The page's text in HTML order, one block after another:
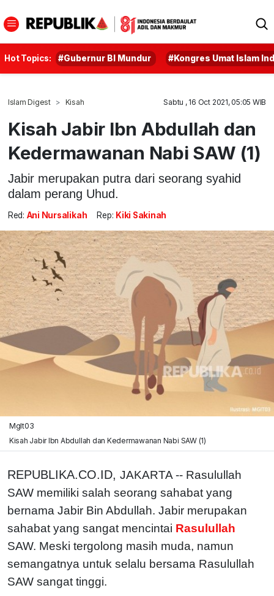
Hot Topics: #Gubernur BI Mundur #Kongres Umat Islam
Islam Digest Kisah Sabtu , 16 Oct 2021, 05:05 WIB
Kisah Jabir Ibn Abdullah dan
Kedermawanan Nabi SAW (1)
Jabir merupakan putra dari seorang syahid
dalam perang Uhud.
Red: Ani Nursalikah Rep: Kiki Sakinah
MgIt03
Kisah Jabir Ibn Abdullah dan Kedermawanan Nabi SAW (1)
REPUBLIKA.CO.ID, JAKARTA -- Rasulullah
SAW memiliki salah seorang sahabat yang
bernama Jabir Bin Abdullah. Jabir merupakan
sahabat yang sangat mencintai Rasulullah
SAW. Meski tergolong masih muda, namun
semangatnya untuk selalu bersama Rasulullah
SAW sangat tinggi.